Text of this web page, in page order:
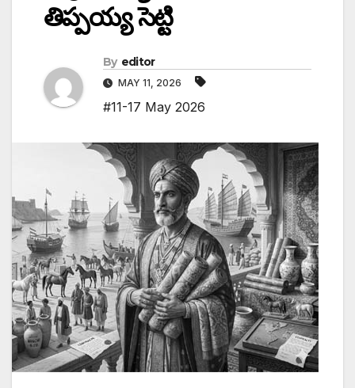
తిప్పయ్య సెట్టి
By editor
MAY 11, 2026
#11-17 May 2026